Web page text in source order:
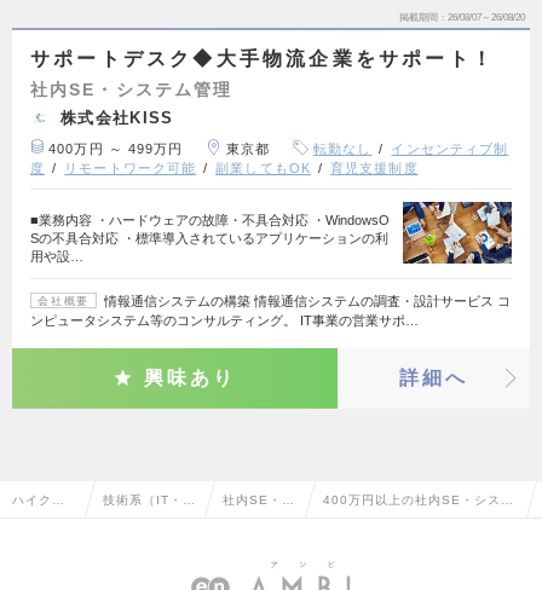
掲載期間 26/08/07～26/08/20
サポートデスク◆⼤⼿物流企業をサポート！
社内SE・システム管理
株式会社KISS
400万円 ～ 499万円 東京都 転勤なし
インセンティブ制
度
リモートワーク可能 副業してもOK 育児支援制度
■業務内容 ・ハードウェアの故障・不具合対応 ・WindowsO
Sの不具合対応 ・標準導入されているアプリケーションの利
用や設…
会社概要
情報通信システムの構築 情報通信システムの調査・設計サービス コ
ンピュータシステム等のコンサルティング。 IT事業の営業サポ…
興味あり 詳細へ
ハイクラ 技術系（IT・W 社内SE・シ 400万円以上の社内SE・システ